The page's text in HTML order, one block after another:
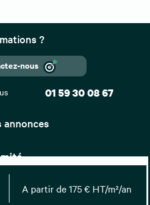
A partir de 175 € HT/m²/an
Lezennes
?
nous
01 59 30 08 67